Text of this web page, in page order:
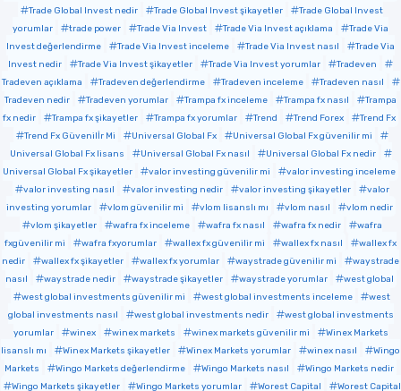
Trade Global Invest nedir
Trade Global Invest şikayetler
Trade Global Invest
yorumlar
trade power Trade Via Invest Trade Via Invest açıklama
Trade Via
Invest değerlendirme
Trade Via Invest inceleme Trade Via Invest nasıl
Trade Via
Invest nedir
Trade Via Invest şikayetler Trade Via Invest yorumlar
Tradeven
Tradeven açıklama
Tradeven değerlendirme Tradeven inceleme
Tradeven nasıl
Tradeven nedir
Tradeven yorumlar Trampa fx inceleme Trampa fx nasıl
Trampa
fx nedir
Trampa fx şikayetler Trampa fx yorumlar Trend Trend Forex
Trend Fx
Trend Fx Güvenilİr Mi
Universal Global Fx
Universal Global Fx güvenilir mi
Universal Global Fx lisans
Universal Global Fx nasıl
Universal Global Fx nedir
Universal Global Fx şikayetler
valor investing güvenilir mi
valor investing inceleme
valor investing nasıl
valor investing nedir valor investing şikayetler
valor
investing yorumlar
vlom güvenilir mi vlom lisanslı mı vlom nasıl
vlom nedir
vlom şikayetler
wafra fx inceleme wafra fx nasıl wafra fx nedir
wafra
fxgüvenilir mi
wafra fxyorumlar wallex fx güvenilir mi wallex fx nasıl
wallex fx
nedir
wallex fx şikayetler wallex fx yorumlar waystrade güvenilir mi
waystrade
nasıl
waystrade nedir waystrade şikayetler waystrade yorumlar
west global
west global investments güvenilir mi
west global investments inceleme
west
global investments nasıl
west global investments nedir
west global investments
yorumlar
winex winex markets winex markets güvenilir mi
Winex Markets
lisanslı mı
Winex Markets şikayetler Winex Markets yorumlar winex nasıl
Wingo
Markets
Wingo Markets değerlendirme Wingo Markets nasıl
Wingo Markets nedir
Wingo Markets şikayetler
Wingo Markets yorumlar Worest Capital Worest Capital